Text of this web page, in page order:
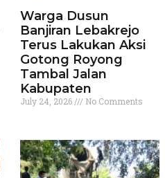
Warga Dusun
Banjiran Lebakrejo
Terus Lakukan Aksi
Gotong Royong
Tambal Jalan
Kabupaten
July 24, 2026 No Comments